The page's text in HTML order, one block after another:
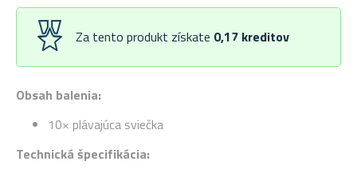
Obsah balenia:
10× plávajúca sviečka
Technická špecifikácia:
Za tento produkt získate 0,17 kreditov